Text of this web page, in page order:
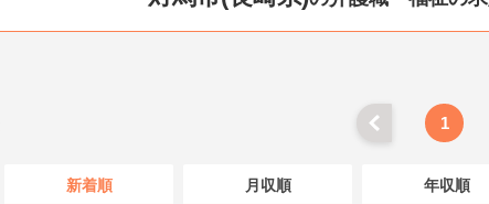
1
新着順 月収順 年収順